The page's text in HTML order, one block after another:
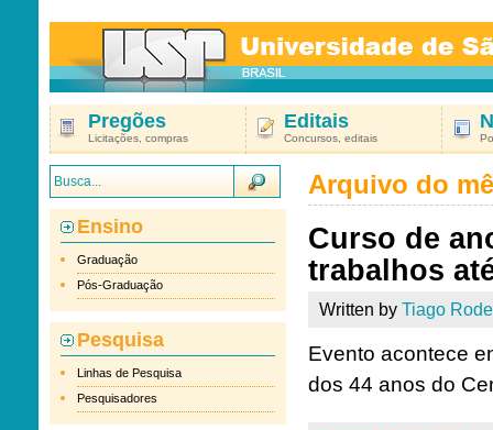
Pregões
Licitações, compras
Editais
Concursos, editais
Ensino
Graduação
Pós-Graduação
Pesquisa
Linhas de Pesquisa
Pesquisadores
Arquivo do
Curso de
trabalhos
Written by Tiago
Evento acontece
dos 44 anos do